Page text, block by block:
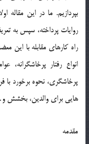
بپردازیم. ما در این
روایات پرداخته، سپس به
راه کارهای مقابله با این
انواع رفتار
پرخاشگری، نحوه برخورد
هایی برای والدین، بخشش
مقدمه